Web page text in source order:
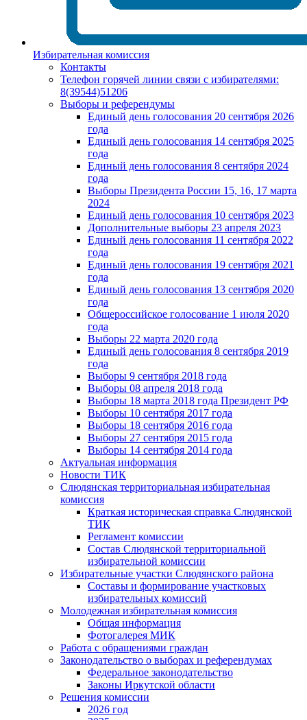
Избирательная комиссия
Контакты
Телефон горячей линии связи с избирателями:
8(39544)51206
Выборы и референдумы
Единый день голосования 20 сентября 2026
года
Единый день голосования 14 сентября 2025
года
Единый день голосования 8 сентября 2024
года
Выборы Президента России 15, 16, 17 марта
2024
Единый день голосования 10 сентября 2023
Дополнительные выборы 23 апреля 2023
Единый день голосования 11 сентября 2022
года
Единый день голосования 19 сентября 2021
года
Единый день голосования 13 сентября 2020
года
Общероссийское голосование 1 июля 2020
года
Выборы 22 марта 2020 года
Единый день голосования 8 сентября 2019
года
Выборы 9 сентября 2018 года
Выборы 08 апреля 2018 года
Выборы 18 марта 2018 года Президент РФ
Выборы 10 сентября 2017 года
Выборы 18 сентября 2016 года
Выборы 27 сентября 2015 года
Выборы 14 сентября 2014 года
Актуальная информация
Новости ТИК
Слюдянская территориальная избирательная
комиссия
Краткая историческая справка Слюдянской
ТИК
Регламент комиссии
Состав Слюдянской территориальной
избирательной комиссии
Избирательные участки Слюдянского района
Составы и формирование участковых
избирательных комиссий
Молодежная избирательная комиссия
Общая информация
Фотогалерея МИК
Работа с обращениями граждан
Законодательство о выборах и референдумах
Федеральное законодательство
Законы Иркутской области
Решения комиссии
2026 год